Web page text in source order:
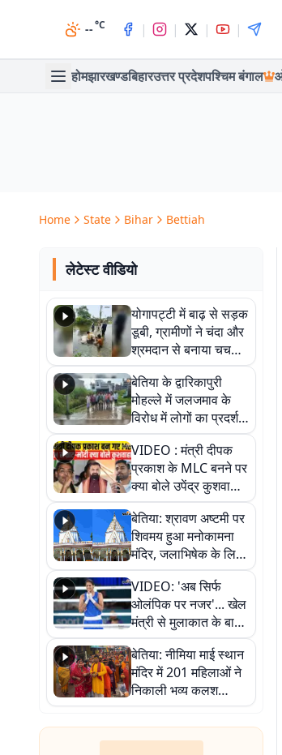
--°C | | | |
होमझारखण्डबिहारउत्तर प्रदेशपश्चिम बंगाल
Home State Bihar Bettiah
लेटेस्ट वीडियो
योगापट्टी में बाढ़ से सड़क
डूबी, ग्रामीणों ने चंदा और
श्रमदान से बनाया चचरी
पुल
बेतिया के द्वारिकापुरी
मोहल्ले में जलजमाव के
विरोध में लोगों का प्रदर्शन,
स्थायी समाधान की मांग
VIDEO : मंत्री दीपक
प्रकाश के MLC बनने पर
क्या बोले उपेंद्र कुशवाहा,
सुनिए
बेतिया: श्रावण अष्टमी पर
शिवमय हुआ मनोकामना
मंदिर, जलाभिषेक के लिए
लगी लंबी कतारें
VIDEO: 'अब सिर्फ
ओलंपिक पर नजर'... खेल
मंत्री से मुलाकात के बाद
जैसमीन लंबोरिया का बड़ा
बयान
बेतिया: नीमिया माई स्थान
मंदिर में 201 महिलाओं ने
निकाली भव्य कलश
शोभायात्रा, शिवलिंग
प्राण-प्रतिष्ठा महोत्सव
शुरू